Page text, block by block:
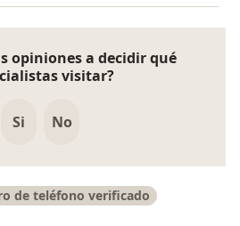
opiniones a decidir qué
visitar?
Si No
de teléfono verificado